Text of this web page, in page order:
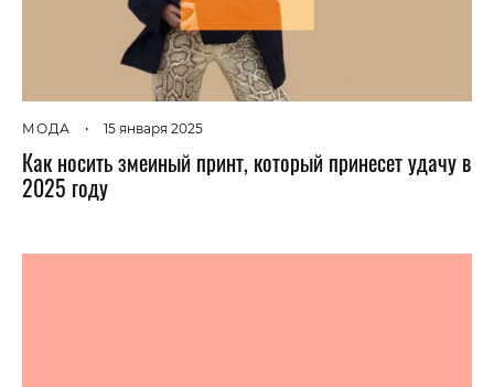
МОДА • 15 января 2025
Как носить змеиный принт, который принесет удачу в
2025 году